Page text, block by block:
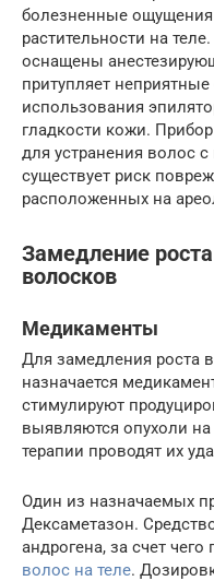
болезненные
растительности на
оснащены
притупляет
использования
гладкости кожи.
для устранения волос
существует риск
расположенных на
Замедление
волосков
Медикаменты
Для замедления роста
назначается
стимулируют
выявляются опухоли на
терапии проводят их
Один из назначаемых
Дексаметазон.
андрогена, за счет
волос на теле.